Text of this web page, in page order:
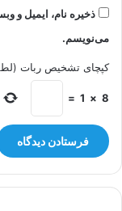
ذخیره نام، ایمیل و
می‌نویسم.
کپچای تشخیص ربات
8
×
1
=